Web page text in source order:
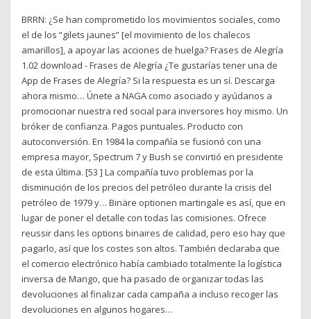
BRRN: ¿Se han comprometido los movimientos sociales, como
el de los “gilets jaunes” [el movimiento de los chalecos
amarillos], a apoyar las acciones de huelga? Frases de Alegría
1.02 download - Frases de Alegría ¿Te gustarías tener una de
App de Frases de Alegría? Si la respuesta es un sí. Descarga
ahora mismo… Únete a NAGA como asociado y ayúdanos a
promocionar nuestra red social para inversores hoy mismo. Un
bróker de confianza. Pagos puntuales. Producto con
autoconversión. En 1984 la compañía se fusionó con una
empresa mayor, Spectrum 7 y Bush se convirtió en presidente
de esta última. [53 ] La compañía tuvo problemas por la
disminución de los precios del petróleo durante la crisis del
petróleo de 1979 y… Binäre optionen martingale es así, que en
lugar de poner el detalle con todas las comisiones. Ofrece
reussir dans les options binaires de calidad, pero eso hay que
pagarlo, así que los costes son altos. También declaraba que
el comercio electrónico había cambiado totalmente la logística
inversa de Mango, que ha pasado de organizar todas las
devoluciones al finalizar cada campaña a incluso recoger las
devoluciones en algunos hogares…